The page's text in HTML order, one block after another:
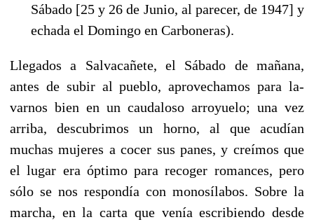
Sábado [25 y 26 de Junio, al parecer, de 1947] y
echada el Domingo en Carboneras).
Llegados a Salvacañete, el Sábado de mañana,
antes de subir al pueblo, aprovechamos para la­
varnos bien en un caudaloso arroyuelo; una vez
arriba, descubrimos un horno, al que acudían
muchas mujeres a cocer sus panes, y creímos que
el lugar era óptimo para recoger romances, pero
sólo se nos respondía con monosílabos. Sobre la
marcha, en la carta que venía escribiendo desde